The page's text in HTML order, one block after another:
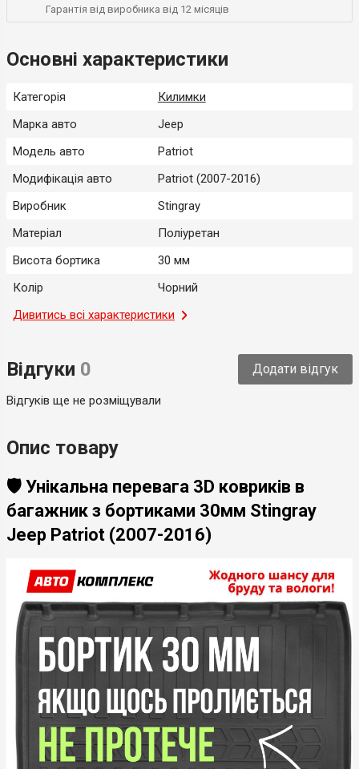
Гарантія від виробника від 12 місяців
Основні характеристики
Категорія
Килимки
Марка авто
Jeep
Модель авто
Patriot
Модифікація авто
Patriot (2007-2016)
Виробник
Stingray
Матеріал
Поліуретан
Висота бортика
30 мм
Колір
Чорний
Місце застосування
Багажник
Країна-виробник
Дивитись всі характеристики
Відгуки 0 Додати відгук
Відгуків ще не розміщували
Опис товару
🛡️ Унікальна перевага 3D ковриків в
багажник з бортиками 30мм Stingray
Jeep Patriot (2007-2016)